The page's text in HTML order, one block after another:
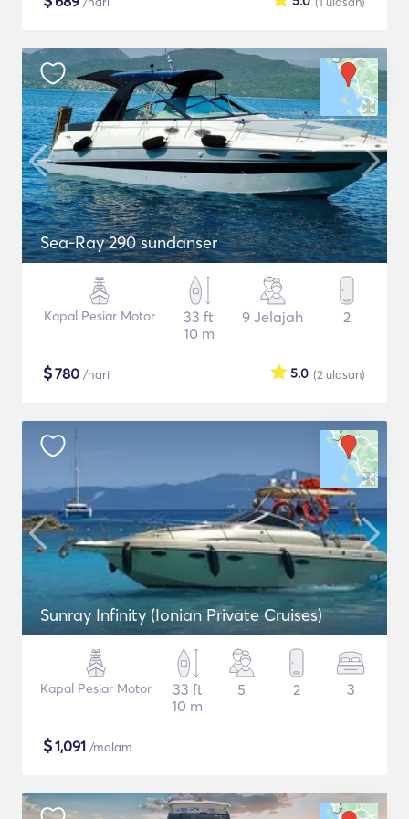
Sea-Ray 290 sundanser
Kapal Pesiar Motor
33 ft
10 m
9 Jelajah 2
$780 /hari (2 ulasan)
5.0
Sunray Infinity (Ionian Private Cruises)
Kapal Pesiar Motor
33 ft
10 m
5 2 3
$1,091 /malam